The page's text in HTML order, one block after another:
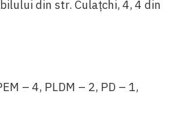
din str. Culațchi, 4, 4 din
– 4, PLDM – 2, PD – 1,